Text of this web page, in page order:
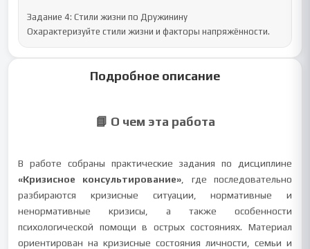
Задание 4: Стили жизни по Дружинину
Охарактеризуйте стили жизни и факторы напряжённости.
Подробное описание
📘 О чем эта работа
В работе собраны практические задания по дисциплине
«Кризисное консультирование» , где последовательно
разбираются кризисные ситуации, нормативные и
ненормативные кризисы, а также особенности
психологической помощи в острых состояниях. Материал
ориентирован на кризисные состояния личности, семьи и